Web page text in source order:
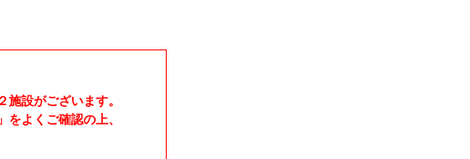
設がございます。
よくご確認の上、